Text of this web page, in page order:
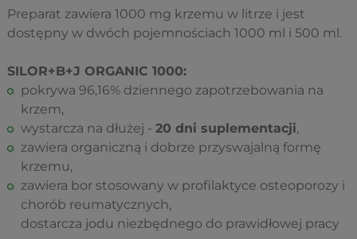
Preparat zawiera 1000 mg krzemu w litrze i jest
dostępny w dwóch pojemnościach 1000 ml i 500 ml.
SILOR+B+J ORGANIC 1000:
pokrywa 96,16% dziennego zapotrzebowania na
krzem,
wystarcza na dłużej - 20 dni suplementacji,
zawiera organiczną i dobrze przyswajalną formę
krzemu,
zawiera bor stosowany w profilaktyce osteoporozy i
chorób reumatycznych,
dostarcza jodu niezbędnego do prawidłowej pracy